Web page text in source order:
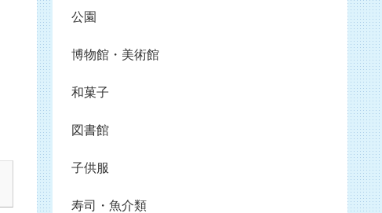
公園
博物館・美術館
和菓子
図書館
子供服
寿司・魚介類